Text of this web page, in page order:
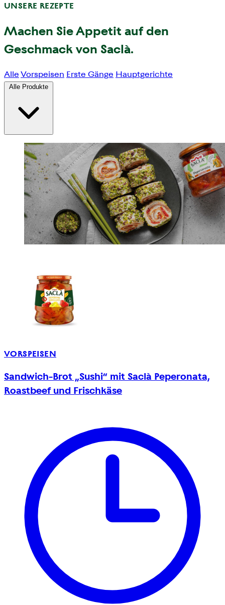
UNSERE REZEPTE
Machen Sie Appetit auf den
Geschmack von Saclà.
Alle Vorspeisen Erste Gänge Hauptgerichte
Alle Produkte
VORSPEISEN
Sandwich-Brot „Sushi“ mit Saclà Peperonata,
Roastbeef und Frischkäse